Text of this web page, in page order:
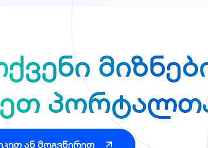
ან მოგვწერეთ